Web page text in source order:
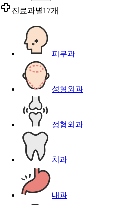
진료과별17개
피부과
성형외과
정형외과
치과
내과